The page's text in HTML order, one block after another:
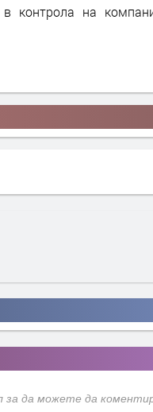
контрола на
за да можете да